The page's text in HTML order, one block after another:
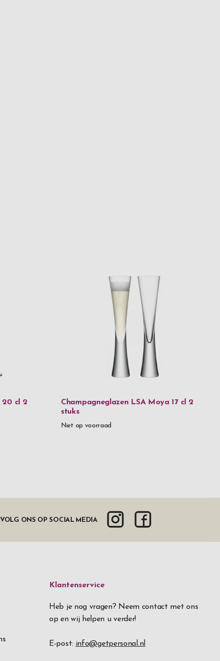
20 cl 2
Champagneglazen LSA Moya 17 cl 2
stuks
Niet op voorraad
VOLG ONS OP SOCIAL MEDIA
Klantenservice
Heb je nog vragen? Neem contact met ons
op en wij helpen u verder!
E-post: info@getpersonal.nl